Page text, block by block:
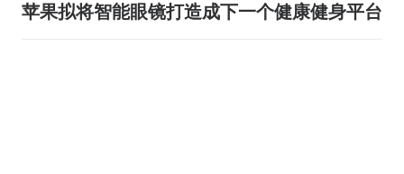
苹果拟将智能眼镜打造成下一个健康健身平台